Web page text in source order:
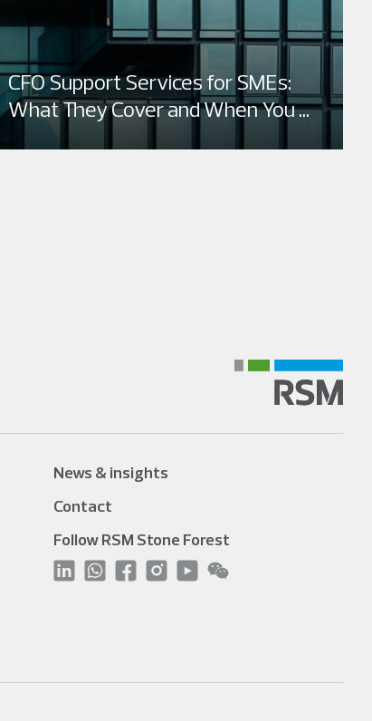
CFO Support Services for SMEs:
What They Cover and When You ...
News & insights
Contact
Follow RSM Stone Forest